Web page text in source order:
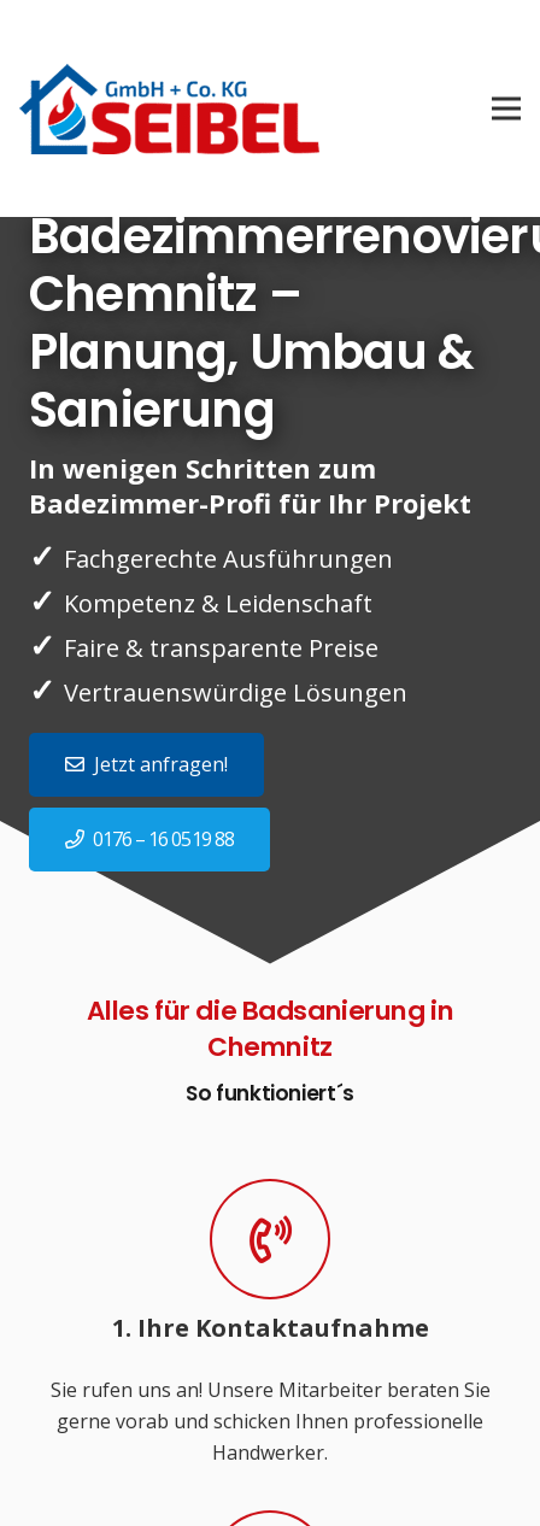
Chemnitz –
Planung, Umbau &
Sanierung
In wenigen Schritten zum
Badezimmer-Profi für Ihr Projekt
✓ Fachgerechte Ausführungen
✓ Kompetenz & Leidenschaft
✓ Faire & transparente Preise
✓ Vertrauenswürdige Lösungen
Jetzt anfragen!
0176 – 16 0519 88
Alles für die Badsanierung in
Chemnitz
So funktioniert´s
1. Ihre Kontaktaufnahme
Sie rufen uns an! Unsere Mitarbeiter beraten Sie
gerne vorab und schicken Ihnen professionelle
Handwerker.